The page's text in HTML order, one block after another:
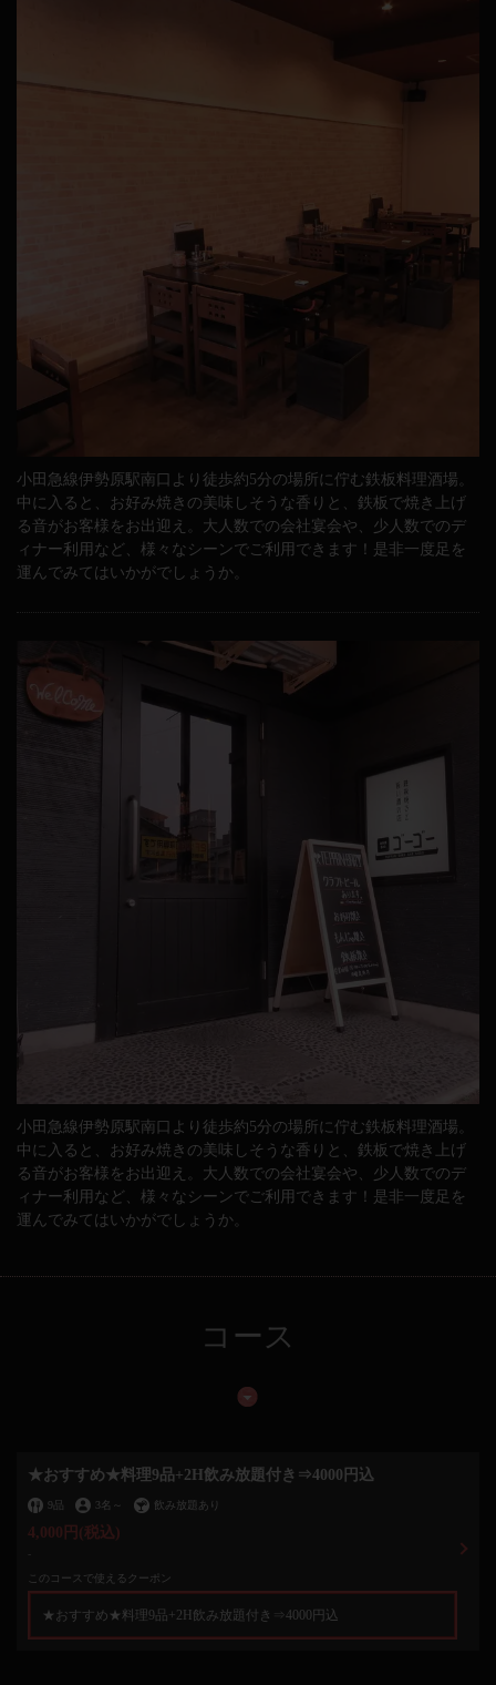
小田急線伊勢原駅南口より徒歩約5分の場所に佇む鉄板料理酒場。
中に入ると、お好み焼きの美味しそうな香りと、鉄板で焼き上げ
る音がお客様をお出迎え。大人数での会社宴会や、少人数でのデ
ィナー利用など、様々なシーンでご利用できます！是非一度足を
運んでみてはいかがでしょうか。
小田急線伊勢原駅南口より徒歩約5分の場所に佇む鉄板料理酒場。
中に入ると、お好み焼きの美味しそうな香りと、鉄板で焼き上げ
る音がお客様をお出迎え。大人数での会社宴会や、少人数でのデ
ィナー利用など、様々なシーンでご利用できます！是非一度足を
運んでみてはいかがでしょうか。
コース
★おすすめ★料理9品+2H飲み放題付き⇒4000円込
9品 3名 ～ 飲み放題あり
4,000円 (税込)
このコースで使えるクーポン
★おすすめ★料理9品+2H飲み放題付き⇒4000円込